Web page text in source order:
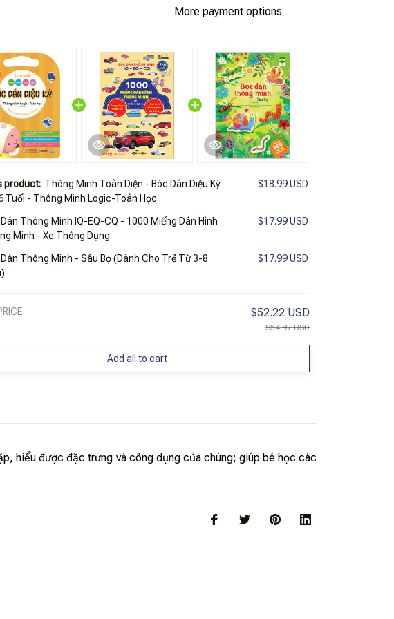
More payment options
product: Thông Minh Toàn Diện - Bóc Dán Diệu Kỳ
Tuổi - Thông Minh Logic-Toán Học
$18.99 USD
Dán Thông Minh IQ-EQ-CQ - 1000 Miếng Dán Hình
Minh - Xe Thông Dụng
$17.99 USD
Dán Thông Minh - Sâu Bọ (Dành Cho Trẻ Từ 3-8
$17.99 USD
$52.22 USD
$54.97 USD
Add all to cart
hiểu được đặc trưng và công dụng của chúng; giúp bé học các